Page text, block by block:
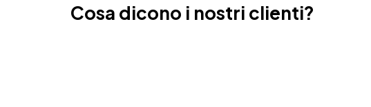
Cosa dicono i nostri clienti?